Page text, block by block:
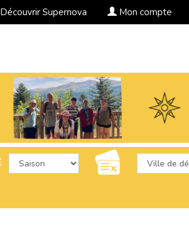
Découvrir Supernova Mon compte